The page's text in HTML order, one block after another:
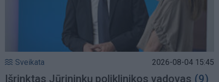
Sveikata 2026-08-04 15:45
Išrinktas Jūrininkų poliklinikos vadovas (9)